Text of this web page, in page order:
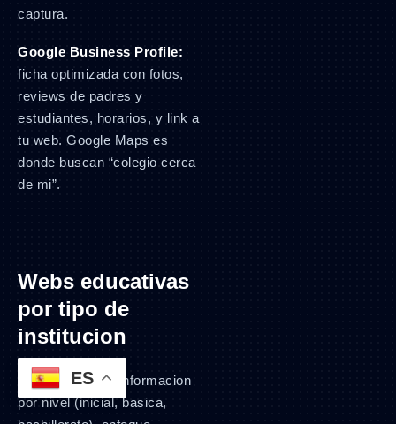
captura.
Google Business Profile:
ficha optimizada con fotos,
reviews de padres y
estudiantes, horarios, y link a
tu web. Google Maps es
donde buscan “colegio cerca
de mi”.
Webs educativas
por tipo de
institucion
Colegios K-12:
informacion
por nivel (inicial, basica,
ES